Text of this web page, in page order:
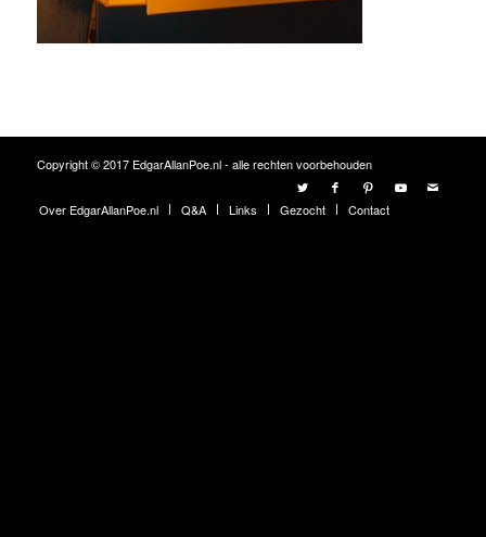
Copyright © 2017 EdgarAllanPoe.nl - alle rechten voorbehouden
Over EdgarAllanPoe.nl Q&A Links Gezocht Contact